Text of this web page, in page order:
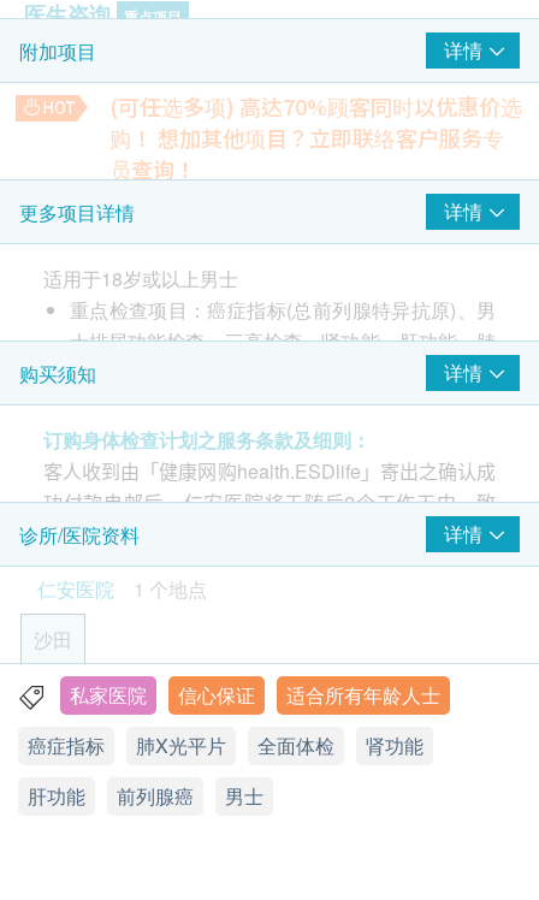
医生咨询 重点项目
全科医生会诊(单次)
癌症指标 重点项目
总前列腺癌抗原 (只限男士)
前列腺癌风险评估
国际前列腺症状评分
剩尿测试
X光 重点项目
报告 重点项目
2 基本项目
基本健康评估
体重
血压
脉搏率
病历评估
附加项目 详情
(可任选多项) 高达70%顾客同时以优惠价选
购！ 想加其他项目？立即联络客户服务专
员查询！
大便潜血
HK$ 180.0
鈣
HK$180.0
静卧心电图
HK$670.0
前列腺超声波(经腹部)
HK$1,200.0
甲状腺超声波
检查甲状腺的大小、形状和结构是否存在异常，例如结节、肿
瘤、甲状腺炎或囊肿等。
HK$
肝脏、胆囊、胆道超声波
HK$1,800.0
维他命D
HK$
更多项目详情 详情
适用于18岁或以上男士
重点检查项目：癌症指标(总前列腺特异抗原)、男
士排尿功能检查、三高检查、肾功能、肝功能、肺
部X光、全科医生咨询及讲解报告
注意事项：
1) 检查需禁食八小时或以上，包括香口胶、喉糖，清
水除外。
2) 须定时服药人士可继续按时服药(治糖尿病的药除
外)。
购买须知 详情
订购身体检查计划之服务条款及细则：
客人收到由「健康网购health.ESDlife」寄出之确认成
功付款电邮后，仁安医院将于随后2个工作天内，致
电客人预约身体检查的日期及时间。客人亦可在订单
确认后一个工作天致电及经WhatsApp联络本中心进
行预约 (电话：2608 3170 / WhatsApp: 9178 9863)。
- 客人必须于预约当天出示身份证明文件及列印订购
确认信以确认身份。
- 所有身体检查计划有效期为六个月，客人必须于六
个月内(由确认付款日期起计)完成有关检查，逾期作
废。
- 订购一经确认，不可更改已订购之检查项目或退
款。
诊所/医院资料
详情
仁安医院
1 个地点
沙田
沙田大围富健街18号医院大楼2楼
显示地图
电话：(852) 2608 3170
私家医院 信心保证
适合所有年龄人士
癌症指标
肺X光平片 全面体检
肾功能
肝功能
前列腺癌 男士